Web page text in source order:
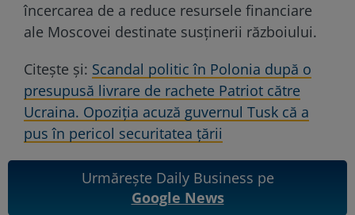
încercarea de a reduce resursele financiare
ale Moscovei destinate susținerii războiului.
Citește și: Scandal politic în Polonia după o
presupusă livrare de rachete Patriot către
Ucraina. Opoziția acuză guvernul Tusk că a
pus în pericol securitatea țării
Urmărește Daily Business pe
Google News